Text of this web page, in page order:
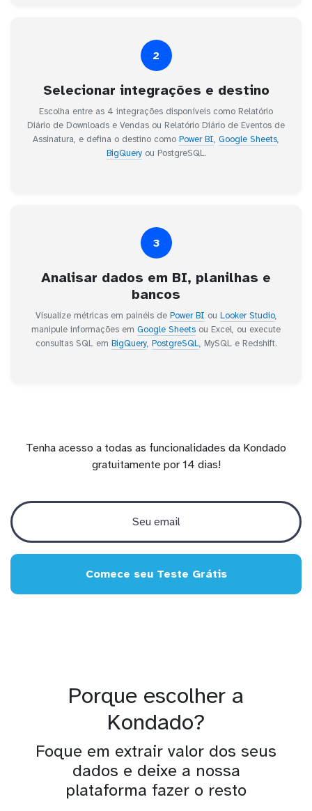
2
Selecionar integrações e destino
Escolha entre as 4 integrações disponíveis como Relatório
Diário de Downloads e Vendas ou Relatório Diário de Eventos de
Assinatura, e defina o destino como Power BI, Google Sheets,
BigQueryou PostgreSQL.
3
Analisar dados em BI, planilhas e
bancos
Visualize métricas em painéis de Power BI ou Looker Studio,
manipule informações em Google Sheets ou Excel, ou execute
consultas SQL em BigQuery, PostgreSQL, MySQL e Redshift.
Tenha acesso a todas as funcionalidades da Kondado
gratuitamente por 14 dias!
Comece seu Teste Grátis
Porque escolher a
Kondado?
Foque em extrair valor dos seus
dados e deixe a nossa
plataforma fazer o resto